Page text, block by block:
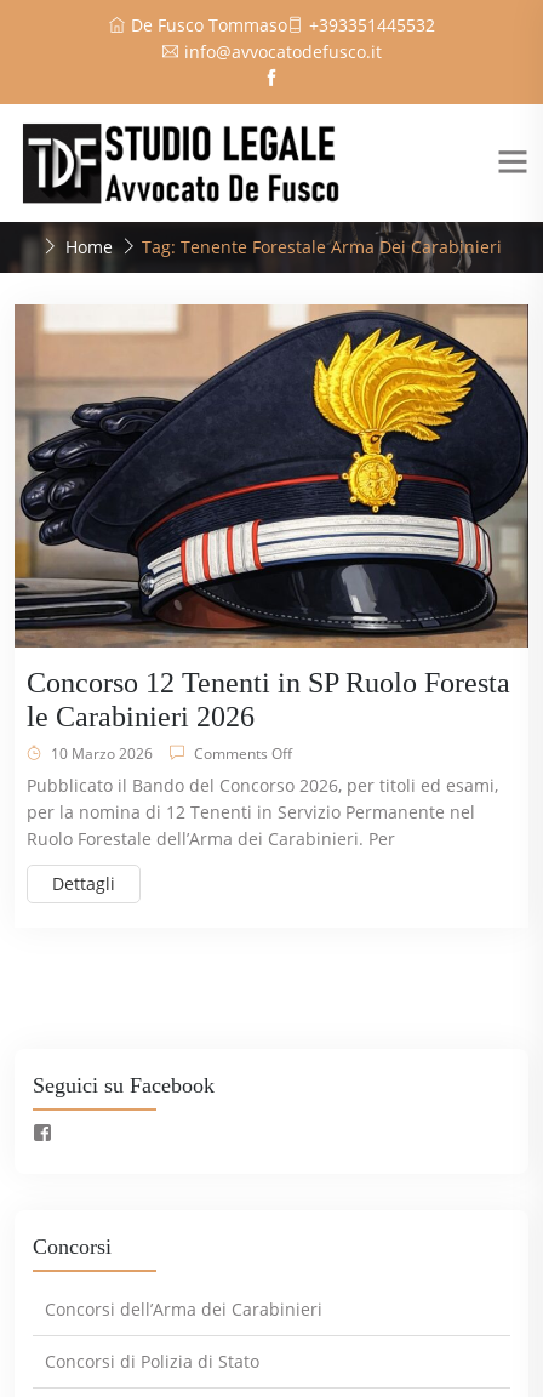
De Fusco Tommaso
+393351445532
info@avvocatodefusco.it
Home Tag: Tenente Forestale Arma Dei Carabinieri
Concorso 12 Tenenti in SP Ruolo Foresta
le Carabinieri 2026
10 Marzo 2026 Comments Off
Pubblicato il Bando del Concorso 2026, per titoli ed esami,
per la nomina di 12 Tenenti in Servizio Permanente nel
Ruolo Forestale dell’Arma dei Carabinieri. Per
Dettagli
Seguici su Facebook
Concorsi
Concorsi dell’Arma dei Carabinieri
Concorsi di Polizia di Stato